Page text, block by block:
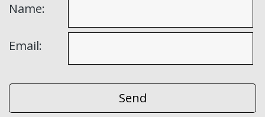
Name:
Email: